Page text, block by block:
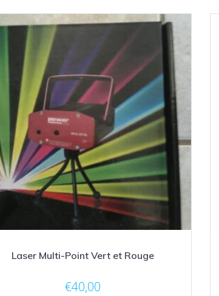
Laser Multi-Point Vert et Rouge
€40,00